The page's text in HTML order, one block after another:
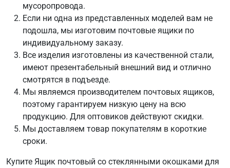
мусоропровода.
Если ни одна из представленных моделей вам не
подошла, мы изготовим почтовые ящики по
индивидуальному заказу.
Все изделия изготовлены из качественной стали,
имеют презентабельный внешний вид и отлично
смотрятся в подъезде.
Мы являемся производителем почтовых ящиков,
поэтому гарантируем низкую цену на всю
продукцию. Для оптовиков действуют скидки.
Мы доставляем товар покупателям в короткие
сроки.
Купите Ящик почтовый со стеклянными окошками для